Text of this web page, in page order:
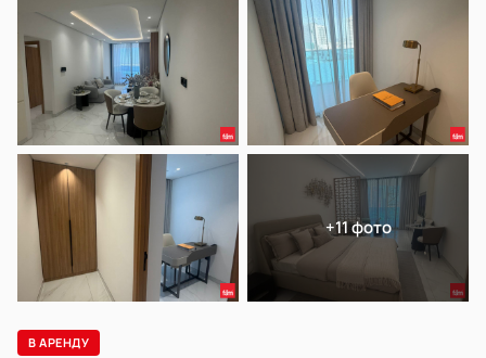
В АРЕНДУ Готов к заселению
+11 фото
В АРЕНДУ